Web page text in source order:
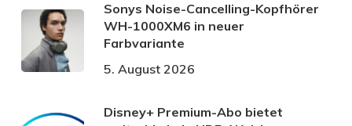
Sonys Noise-Cancelling-Kopfhörer
WH-1000XM6 in neuer
Farbvariante
5. August 2026
Disney+ Premium-Abo bietet